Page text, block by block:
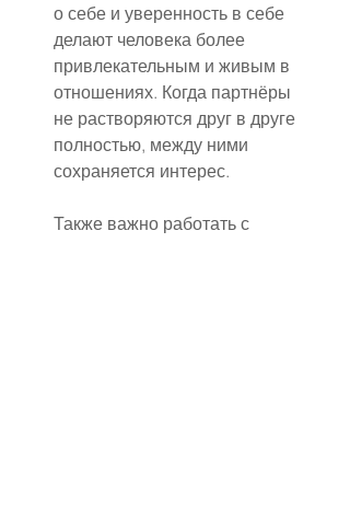
о себе и уверенность в себе
делают человека более
привлекательным и живым в
отношениях. Когда партнёры
не растворяются друг в друге
полностью, между ними
сохраняется интерес.
Также важно работать с